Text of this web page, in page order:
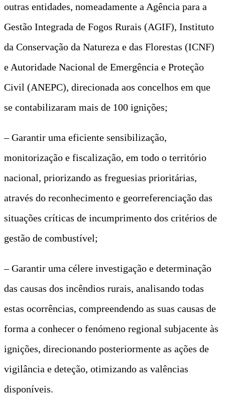
outras entidades, nomeadamente a Agência para a
Gestão Integrada de Fogos Rurais (AGIF), Instituto
da Conservação da Natureza e das Florestas (ICNF)
e Autoridade Nacional de Emergência e Proteção
Civil (ANEPC), direcionada aos concelhos em que
se contabilizaram mais de 100 ignições;
– Garantir uma eficiente sensibilização,
monitorização e fiscalização, em todo o território
nacional, priorizando as freguesias prioritárias,
através do reconhecimento e georreferenciação das
situações críticas de incumprimento dos critérios de
gestão de combustível;
– Garantir uma célere investigação e determinação
das causas dos incêndios rurais, analisando todas
estas ocorrências, compreendendo as suas causas de
forma a conhecer o fenómeno regional subjacente às
ignições, direcionando posteriormente as ações de
vigilância e deteção, otimizando as valências
disponíveis.